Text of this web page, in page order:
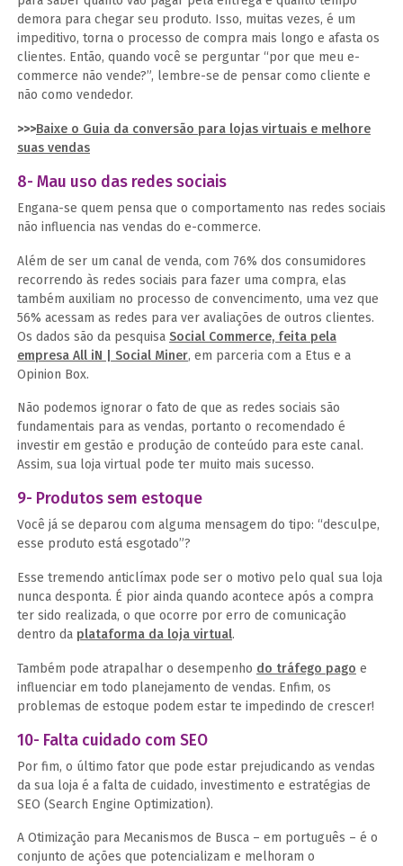
demora para chegar seu produto. Isso, muitas vezes, é um
impeditivo, torna o processo de compra mais longo e afasta os
clientes. Então, quando você se perguntar “por que meu e-
commerce não vende?”, lembre-se de pensar como cliente e
não como vendedor.
>>>Baixe o Guia da conversão para lojas virtuais e melhore
suas vendas
8- Mau uso das redes sociais
Engana-se quem pensa que o comportamento nas redes sociais
não influencia nas vendas do e-commerce.
Além de ser um canal de venda, com 76% dos consumidores
recorrendo às redes sociais para fazer uma compra, elas
também auxiliam no processo de convencimento, uma vez que
56% acessam as redes para ver avaliações de outros clientes.
Os dados são da pesquisa Social Commerce, feita pela
empresa All iN | Social Miner, em parceria com a Etus e a
Opinion Box.
Não podemos ignorar o fato de que as redes sociais são
fundamentais para as vendas, portanto o recomendado é
investir em gestão e produção de conteúdo para este canal.
Assim, sua loja virtual pode ter muito mais sucesso.
9- Produtos sem estoque
Você já se deparou com alguma mensagem do tipo: “desculpe,
esse produto está esgotado”?
Esse tremendo anticlímax pode ser o motivo pelo qual sua loja
nunca desponta. É pior ainda quando acontece após a compra
ter sido realizada, o que ocorre por erro de comunicação
dentro da plataforma da loja virtual.
Também pode atrapalhar o desempenho do tráfego pago e
influenciar em todo planejamento de vendas. Enfim, os
problemas de estoque podem estar te impedindo de crescer!
10- Falta cuidado com SEO
Por fim, o último fator que pode estar prejudicando as vendas
da sua loja é a falta de cuidado, investimento e estratégias de
SEO (Search Engine Optimization).
A Otimização para Mecanismos de Busca – em português – é o
conjunto de ações que potencializam e melhoram o